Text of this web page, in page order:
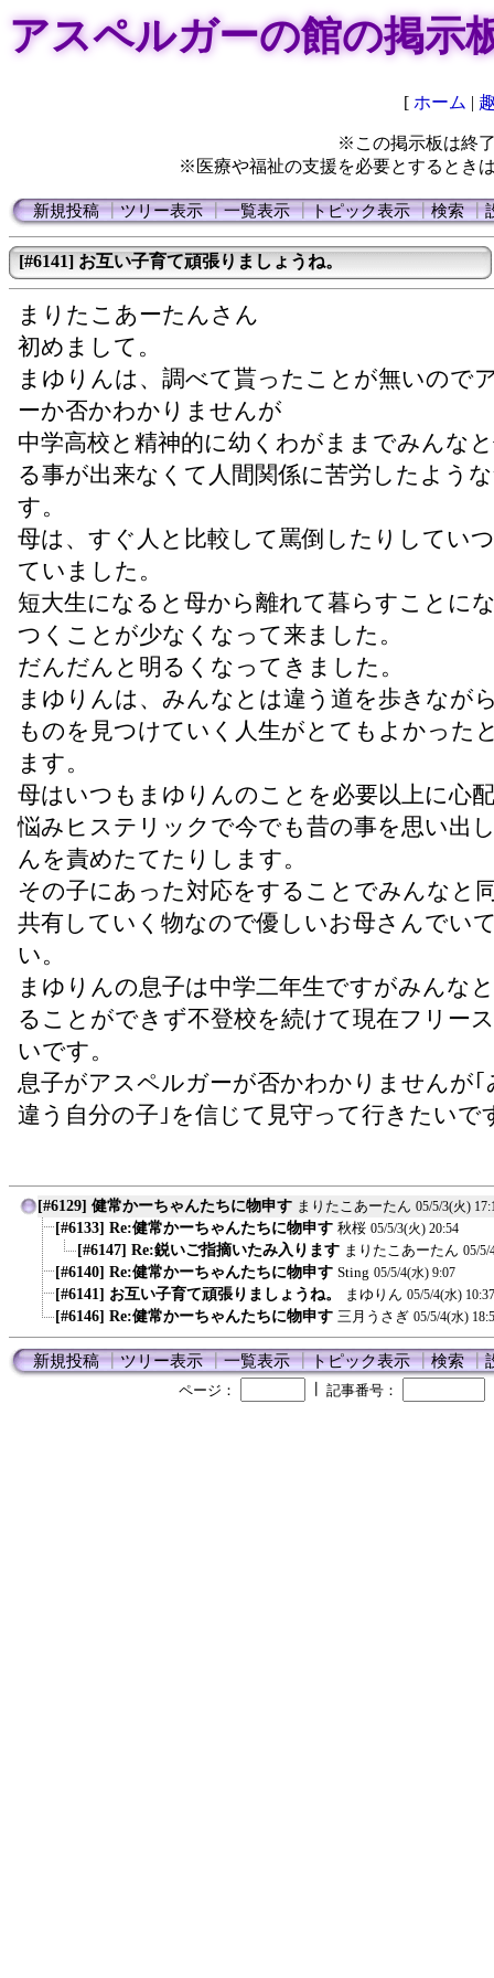
アスペルガーの館の掲示
[ ホーム |
※この掲示板は終
※医療や福祉の支援を必要とするとき
新規投稿┃ツリー表示┃一覧表示┃トピック表示┃検索┃
[#6141] お互い子育て頑張りましょうね。
まりたこあーたんさん
初めまして。
まゆりんは、調べて貰ったことが無いので
ーか否かわかりませんが
中学高校と精神的に幼くわがままでみんな
る事が出来なくて人間関係に苦労したよう
す。
母は、すぐ人と比較して罵倒したりしてい
ていました。
短大生になると母から離れて暮らすことに
つくことが少なくなって来ました。
だんだんと明るくなってきました。
まゆりんは、みんなとは違う道を歩きなが
ものを見つけていく人生がとてもよかった
ます。
母はいつもまゆりんのことを必要以上に心
悩みヒステリックで今でも昔の事を思い出
んを責めたてたりします。
その子にあった対応をすることでみんなと
共有していく物なので優しいお母さんでい
い。
まゆりんの息子は中学二年生ですがみんな
ることができず不登校を続けて現在フリー
いです。
息子がアスペルガーが否かわかりませんが
違う自分の子｣を信じて見守って行きたいで
[#6129] 健常かーちゃんたちに物申す まりたこあーたん 05/5/3(火)
[#6133] Re:健常かーちゃんたちに物申す 秋桜 05/5/3(火) 20:54
[#6147] Re:鋭いご指摘いたみ入ります まりたこあーたん 05/5/
[#6140] Re:健常かーちゃんたちに物申す Sting 05/5/4(水) 9:07
[#6141] お互い子育て頑張りましょうね。 まゆりん 05/5/4(水) 10:37
[#6146] Re:健常かーちゃんたちに物申す 三月うさぎ 05/5/4(水)
新規投稿┃ツリー表示┃一覧表示┃トピック表示┃検索┃
ページ： 記事番号：